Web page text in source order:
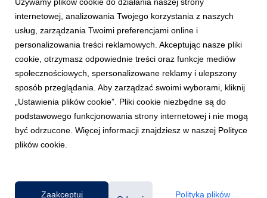
Klauzula RODO
internetowej, analizowania Twojego korzystania z naszych
usług, zarządzania Twoimi preferencjami online i
personalizowania treści reklamowych. Akceptując nasze pliki
cookie, otrzymasz odpowiednie treści oraz funkcje mediów
społecznościowych, spersonalizowane reklamy i ulepszony
sposób przeglądania. Aby zarządzać swoimi wyborami, kliknij
„Ustawienia plików cookie”. Pliki cookie niezbędne są do
podstawowego funkcjonowania strony internetowej i nie mogą
być odrzucone. Więcej informacji znajdziesz w naszej Polityce
plików cookie.
Zaakceptuj Polityka plików